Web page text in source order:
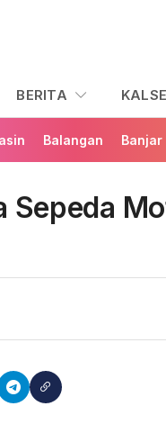
BERITA
Balangan Banjar
Sepeda